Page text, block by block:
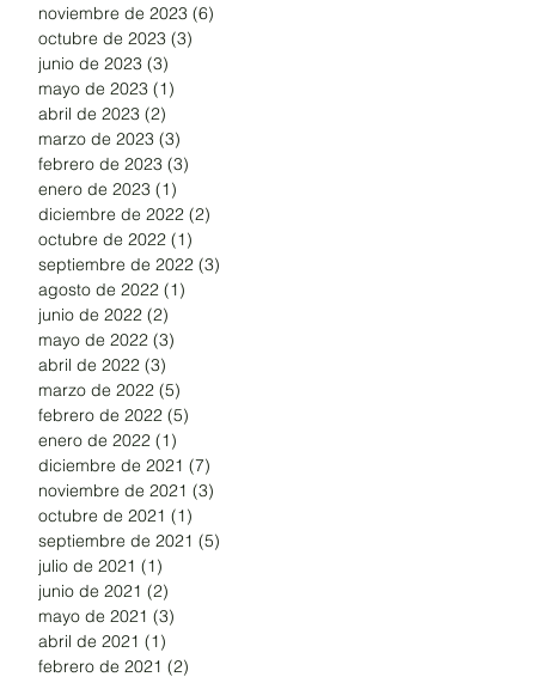
noviembre de 2023 (6)
octubre de 2023 (3)
junio de 2023 (3)
mayo de 2023 (1)
abril de 2023 (2)
marzo de 2023 (3)
febrero de 2023 (3)
enero de 2023 (1)
diciembre de 2022 (2)
octubre de 2022 (1)
septiembre de 2022 (3)
agosto de 2022 (1)
junio de 2022 (2)
mayo de 2022 (3)
abril de 2022 (3)
marzo de 2022 (5)
febrero de 2022 (5)
enero de 2022 (1)
diciembre de 2021 (7)
noviembre de 2021 (3)
octubre de 2021 (1)
septiembre de 2021 (5)
julio de 2021 (1)
junio de 2021 (2)
mayo de 2021 (3)
abril de 2021 (1)
febrero de 2021 (2)